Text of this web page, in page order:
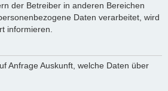
der Betreiber in anderen Bereichen
Daten verarbeitet, wird
informieren.
Anfrage Auskunft, welche Daten über